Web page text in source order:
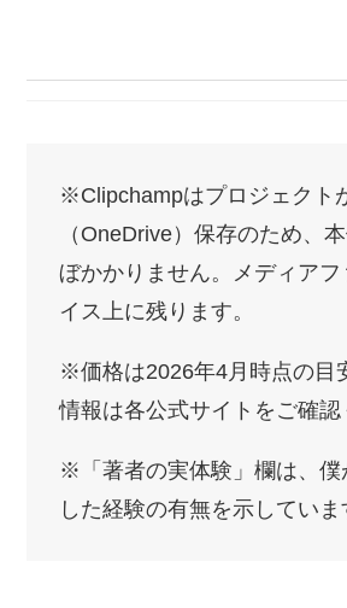
※Clipchampはプロジェクト
（OneDrive）保存のため、
ぼかかりません。メディア
イス上に残ります。
※価格は2026年4月時点の目
情報は各公式サイトをご確認
※「著者の実体験」欄は、僕
した経験の有無を示していま